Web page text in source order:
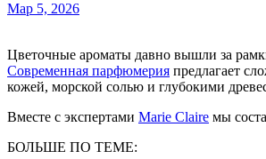
Мар 5, 2026
Цветочные ароматы давно вышли за
Современная парфюмерия предлагает
кожей, морской солью и глубокими
Вместе с экспертами Marie Claire мы
БОЛЬШЕ ПО ТЕМЕ: